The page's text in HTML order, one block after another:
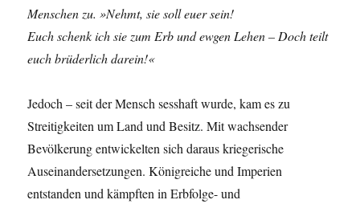
Menschen zu. »Nehmt, sie soll euer sein!
Euch schenk ich sie zum Erb und ewgen Lehen – Doch teilt
euch brüderlich darein!«
Jedoch – seit der Mensch sesshaft wurde, kam es zu
Streitigkeiten um Land und Besitz. Mit wachsender
Bevölkerung entwickelten sich daraus kriegerische
Auseinandersetzungen. Königreiche und Imperien
entstanden und kämpften in Erbfolge- und